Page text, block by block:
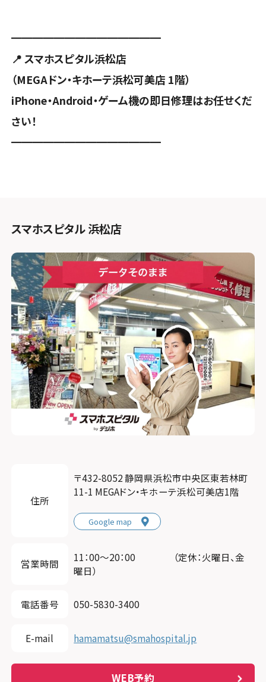
━━━━━━━━━━━━━━
📍 スマホスピタル浜松店
（MEGAドン・キホーテ浜松可美店 1階）
iPhone・Android・ゲーム機の即日修理はお任せくだ
さい！
━━━━━━━━━━━━━━
スマホスピタル 浜松店
住所
〒432-8052 静岡県浜松市中央区東若林町
11-1 MEGAドン・キホーテ浜松可美店1階
Google map
営業時間
11：00～20：00 （定休：火曜日、金
曜日）
電話番号 050-5830-3400
E-mail hamamatsu@smahospital.jp
WEB予約